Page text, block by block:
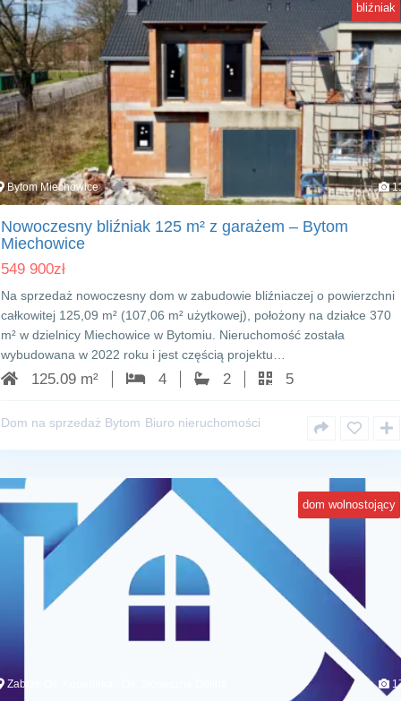
bliźniak
Bytom Miechowice
Nowoczesny bliźniak 125 m² z garażem – Bytom
Miechowice
549 900zł
Na sprzedaż nowoczesny dom w zabudowie bliźniaczej o powierzchni
całkowitej 125,09 m² (107,06 m² użytkowej), położony na działce 370
m² w dzielnicy Miechowice w Bytomiu. Nieruchomość została
wybudowana w 2022 roku i jest częścią projektu…
125.09 m² 4 2 5
Dom na sprzedaż Bytom Biuro nieruchomości
dom wolnostojący
Zabrze Os. Kopernika - Os. Słoneczna Dolina